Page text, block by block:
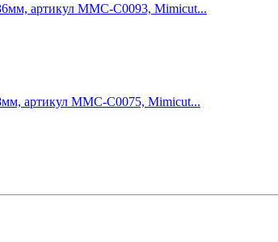
артикул MMC-C0093, Mimicut...
артикул MMC-C0075, Mimicut...